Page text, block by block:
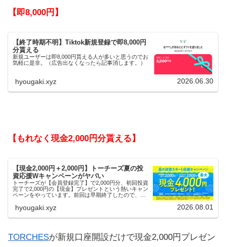
【即8,000円】
【終了時期不明】Tiktok新規登録で即8,000円
分貰える
新規ユーザーは即8,000円貰える人が多いと思うのでお
気軽に是非。（広告出なくなったら記事消します。）
hyougaki.xyz 2026.06.30
【もれなく現金2,000円分貰える】
【現金2,000円＋2,000円】トーチーズ夏の投
資応援Wキャンペーンがヤバい
トーチーズが【会員登録完了】で2,000円分、初回投資
完了で2,000円の【現金】プレゼントという熱いキャン
ペーンをやっています。前回は早期終了したので、使
hyougaki.xyz 2026.08.01
TORCHESが新規口座開設だけで現金2,000円プレゼン